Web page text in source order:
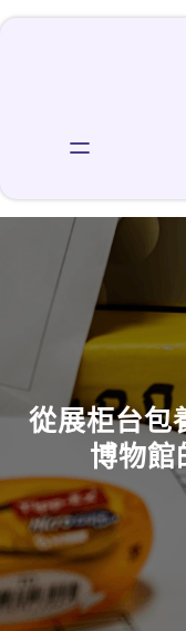
跳
從展柜台包
博物館